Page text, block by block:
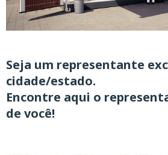
Seja um representante
cidade/estado.
Encontre aqui o
de você!